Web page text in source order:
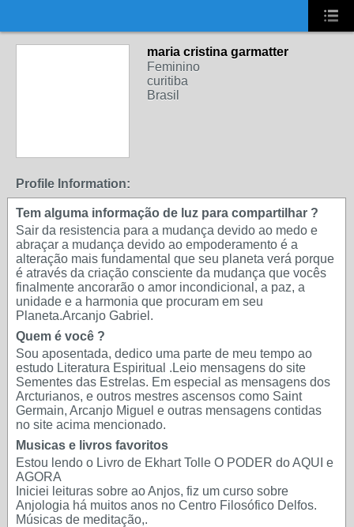
maria cristina garmatter
Feminino
curitiba
Brasil
Profile Information:
Tem alguma informação de luz para compartilhar ?
Sair da resistencia para a mudança devido ao medo e
abraçar a mudança devido ao empoderamento é a
alteração mais fundamental que seu planeta verá porque
é através da criação consciente da mudança que vocês
finalmente ancorarão o amor incondicional, a paz, a
unidade e a harmonia que procuram em seu
Planeta.Arcanjo Gabriel.
Quem é você ?
Sou aposentada, dedico uma parte de meu tempo ao
estudo Literatura Espiritual .Leio mensagens do site
Sementes das Estrelas. Em especial as mensagens dos
Arcturianos, e outros mestres ascensos como Saint
Germain, Arcanjo Miguel e outras mensagens contidas
no site acima mencionado.
Musicas e livros favoritos
Estou lendo o Livro de Ekhart Tolle O PODER do AQUI e
AGORA
Iniciei leituras sobre ao Anjos, fiz um curso sobre
Anjologia há muitos anos no Centro Filosófico Delfos.
Músicas de meditação,.